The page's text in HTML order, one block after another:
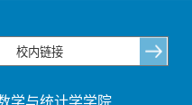
学与统计学学院